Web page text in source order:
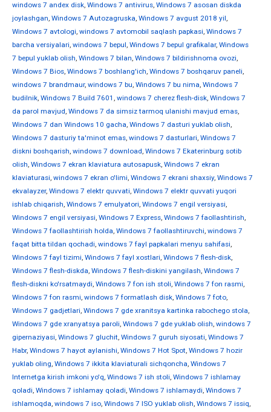
windows 7 andex disk, Windows 7 antivirus, Windows 7 asosan diskda
joylashgan, Windows 7 Autozagruska, Windows 7 avgust 2018 yil,
Windows 7 avtologi, windows 7 avtomobil saqlash papkasi, Windows 7
barcha versiyalari, windows 7 bepul, Windows 7 bepul grafikalar, Windows
7 bepul yuklab olish, Windows 7 bilan, Windows 7 bildirishnoma ovozi,
Windows 7 Bios, Windows 7 boshlang'ich, Windows 7 boshqaruv paneli,
windows 7 brandmaur, windows 7 bu, Windows 7 bu nima, Windows 7
budilnik, Windows 7 Build 7601 , windows 7 cherez flesh-disk, Windows 7
da parol mavjud, Windows 7 da simsiz tarmoq ulanishi mavjud emas,
Windows 7 dan Windows 10 gacha, Windows 7 dasturi yuklab olish,
Windows 7 dasturiy ta'minot emas, windows 7 dasturlari, Windows 7
diskni boshqarish, windows 7 download, Windows 7 Ekaterinburg sotib
olish, Windows 7 ekran klaviatura autosapusk, Windows 7 ekran
klaviaturasi, windows 7 ekran o'limi, Windows 7 ekrani shaxsiy, Windows 7
ekvalayzer, Windows 7 elektr quvvati, Windows 7 elektr quvvati yuqori
ishlab chiqarish, Windows 7 emulyatori, Windows 7 engil versiyasi,
Windows 7 engil versiyasi, Windows 7 Express, Windows 7 faollashtirish,
Windows 7 faollashtirish holda, Windows 7 faollashtiruvchi, windows 7
faqat bitta tildan qochadi, windows 7 fayl papkalari menyu sahifasi,
Windows 7 fayl tizimi, Windows 7 fayl xostlari, Windows 7 flesh-disk,
Windows 7 flesh-diskda, Windows 7 flesh-diskini yangilash, Windows 7
flesh-diskni ko'rsatmaydi, Windows 7 fon ish stoli, Windows 7 fon rasmi,
Windows 7 fon rasmi, windows 7 formatlash disk, Windows 7 foto,
Windows 7 gadjetlari, Windows 7 gde xranitsya kartinka rabochego stola,
Windows 7 gde xranyatsya paroli, Windows 7 gde yuklab olish, windows 7
gipernaziyasi, Windows 7 gluchit, Windows 7 guruh siyosati, Windows 7
Habr, Windows 7 hayot aylanishi, Windows 7 Hot Spot, Windows 7 hozir
yuklab oling, Windows 7 ikkita klaviaturali sichqoncha, Windows 7
Internetga kirish imkoni yo'q, Windows 7 ish stoli, Windows 7 ishlamay
qoladi, Windows 7 ishlamay qoladi, Windows 7 ishlamaydi, Windows 7
ishlamoqda, windows 7 iso, Windows 7 ISO yuklab olish, Windows 7 issiq,